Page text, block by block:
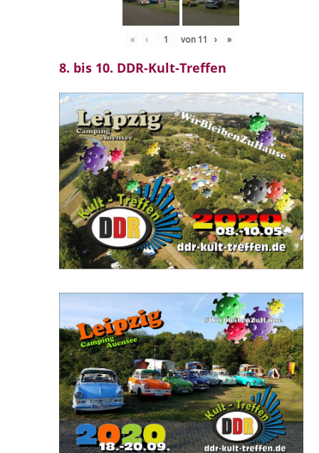
« ‹ von 11 › »
8. bis 10. DDR-Kult-Treffen